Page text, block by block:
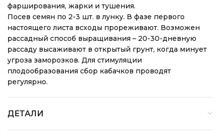
фарширования, жарки и тушения.
Посев семян по 2-3 шт. в лунку. В фазе первого
настоящего листа всходы прореживают. Возможен
рассадный способ выращивания – 20-30-дневную
рассаду высаживают в открытый грунт, когда минует
угроза заморозков. Для стимуляции
плодообразования сбор кабачков проводят
регулярно.
ДЕТАЛИ